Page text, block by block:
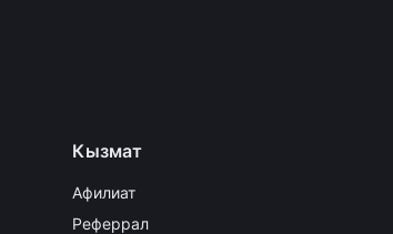
Кызмат
Афилиат
Реферрал